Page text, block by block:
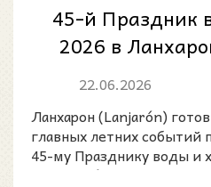
45-й Праздник
2026 в
шествие
22.06.2026
Ланхарон (Lanjarón)
главных летних событий
45-му Празднику воды и
y del Jamón